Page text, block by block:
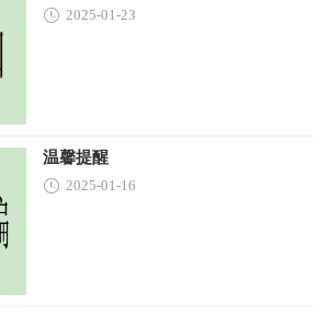
2025-01-23
​温馨提醒
2025-01-16